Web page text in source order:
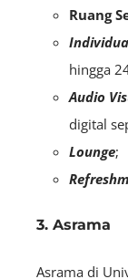
Ruang
hingga
Audio
digital
Lounge;
3. Asrama
Asrama di